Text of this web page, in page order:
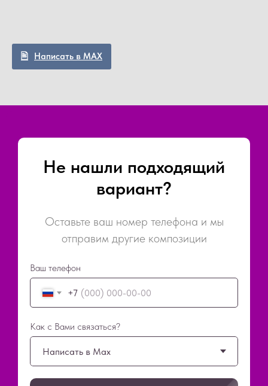
Написать в MAX
Не нашли подходящий
вариант?
Оставьте ваш номер телефона и мы
отправим другие композиции
Ваш телефон
+7
Как с Вами связаться?